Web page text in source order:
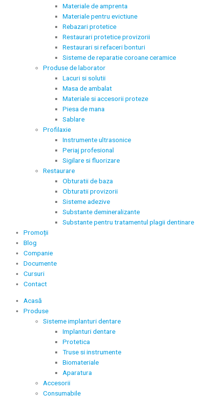
Materiale de amprenta
Materiale pentru evictiune
Rebazari protetice
Restaurari protetice provizorii
Restaurari si refaceri bonturi
Sisteme de reparatie coroane ceramice
Produse de laborator
Lacuri si solutii
Masa de ambalat
Materiale si accesorii proteze
Piesa de mana
Sablare
Profilaxie
Instrumente ultrasonice
Periaj profesional
Sigilare si fluorizare
Restaurare
Obturatii de baza
Obturatii provizorii
Sisteme adezive
Substante demineralizante
Substante pentru tratamentul plagii dentinare
Promoții
Blog
Companie
Documente
Cursuri
Contact
Acasă
Produse
Sisteme implanturi dentare
Implanturi dentare
Protetica
Truse si instrumente
Biomateriale
Aparatura
Accesorii
Consumabile